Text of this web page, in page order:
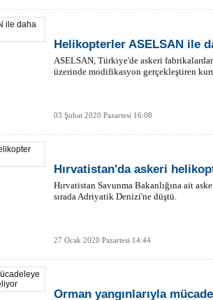
Helikopterler ASELSAN ile
ASELSAN, Türkiye'de askeri
üzerinde modifikasyon gerçekleştiren
03 Şubat 2020 Pazartesi 16:08
Hırvatistan'da askeri
Hırvatistan Savunma Bakanlığına ait
sırada Adriyatik Denizi'ne düştü.
27 Ocak 2020 Pazartesi 14:44
Orman yangınlarıyla